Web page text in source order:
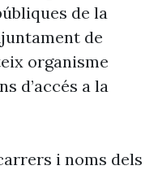
de la
de
organisme
d’accés a la
i noms dels